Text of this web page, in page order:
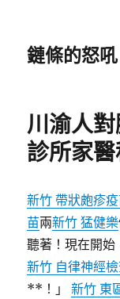
鏈條的怒吼
川渝人
診所家
新竹 帶狀皰疹
苗兩新竹 猛健樂
聽著！現在開
新竹 自律神經
**！」新竹 東